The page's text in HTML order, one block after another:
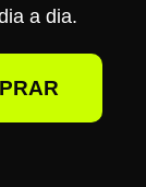
a dia.